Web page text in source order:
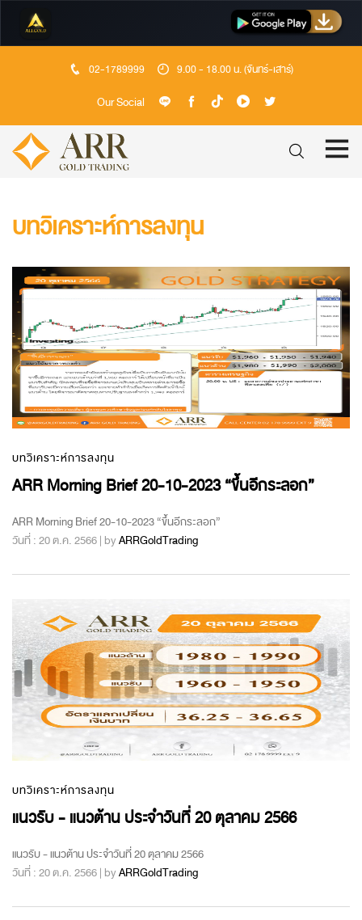
02-1789999 9.00 - 18.00 น. (จันทร์-เสาร์)
Our Social
บทวิเคราะห์การลงทุน
บทวิเคราะห์การลงทุน
ARR Morning Brief 20-10-2023 “ขึ้นอีกระลอก”
ARR Morning Brief 20-10-2023 “ขึ้นอีกระลอก”
วันที่ : 20 ต.ค. 2566 | byARRGoldTrading
บทวิเคราะห์การลงทุน
แนวรับ - แนวต้าน ประจำวันที่ 20 ตุลาคม 2566
แนวรับ - แนวต้าน ประจำวันที่ 20 ตุลาคม 2566
วันที่ : 20 ต.ค. 2566 | byARRGoldTrading